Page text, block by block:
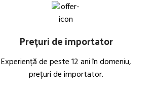
Prețuri de importator
Experiență de peste 12 ani în domeniu,
prețuri de importator.